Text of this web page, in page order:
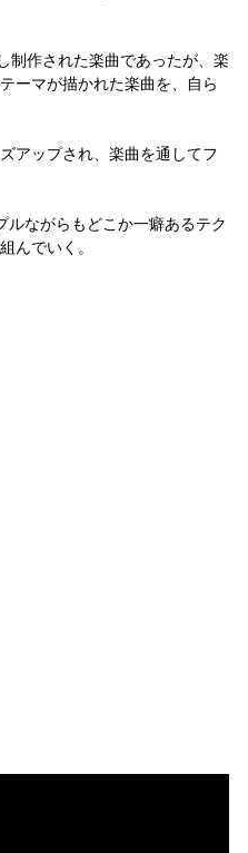
制作された楽曲であったが、楽
ーマが描かれた楽曲を、自ら
アップされ、楽曲を通してフ
ながらもどこか一癖あるテク
んでいく。